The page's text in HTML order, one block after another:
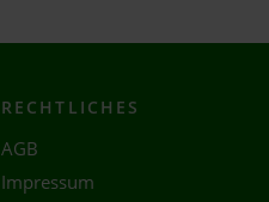
RECHTLICHES
AGB
Impressum